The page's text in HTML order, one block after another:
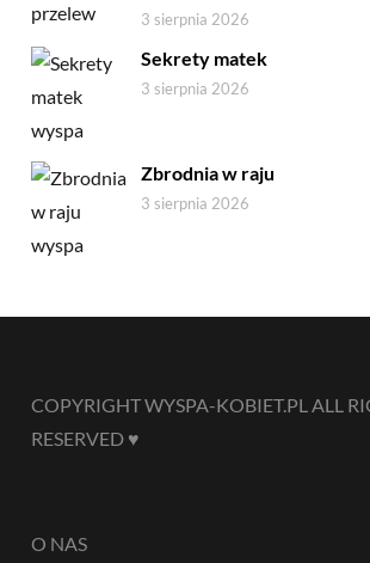
3 sierpnia 2026
Sekrety matek
3 sierpnia 2026
Zbrodnia w raju
3 sierpnia 2026
COPYRIGHT WYSPA-KOBIET.PL ALL
RESERVED ♥
O NAS